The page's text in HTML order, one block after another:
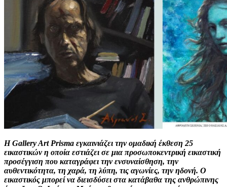
Η Gallery Art Prisma εγκαινιάζει την ομαδική έκθεση 25
εικαστικών η οποία εστιάζει σε μια προσωποκεντρική εικαστική
προσέγγιση που καταγράφει την ενσυναίσθηση, την
αυθεντικότητα, τη χαρά, τη λύπη, τις αγωνίες, την ηδονή. Ο
εικαστικός μπορεί να διεισδύσει στα κατάβαθα της ανθρώπινης